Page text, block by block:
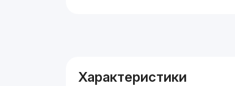
Характеристики